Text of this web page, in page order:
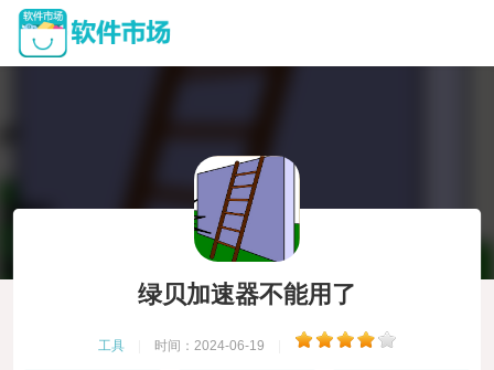
绿贝加速器不能用了
工具 时间：2024-06-19